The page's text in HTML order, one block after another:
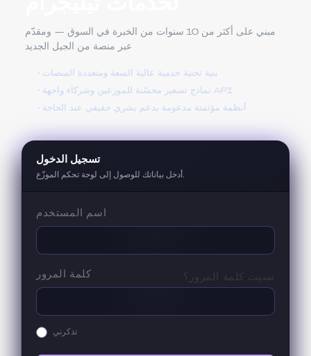
مبني على أكثر من 10 سنوات من الخبرة في السوق — ومقدّم
عبر منصة من الجيل الجديد
• بنية تحتية خدمية عالية السعة ومتعددة المنصات
• نماذج تسعير محسّنة للموزعين وشركاء واجهة API
• أنظمة مؤتمتة مدعومة بدعم بشري حقيقي عند الحاجة
تسجيل الدخول
أدخل بياناتك للوصول إلى لوحة تحكم الموزّع.
اسم المستخدم
كلمة المرور نسيت كلمة المرور؟
تذكرني